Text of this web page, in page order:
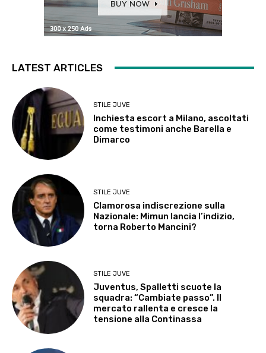
LATEST ARTICLES
STILE JUVE
Inchiesta escort a Milano, ascoltati
come testimoni anche Barella e
Dimarco
STILE JUVE
Clamorosa indiscrezione sulla
Nazionale: Mimun lancia l’indizio,
torna Roberto Mancini?
STILE JUVE
Juventus, Spalletti scuote la
squadra: “Cambiate passo”. Il
mercato rallenta e cresce la
tensione alla Continassa